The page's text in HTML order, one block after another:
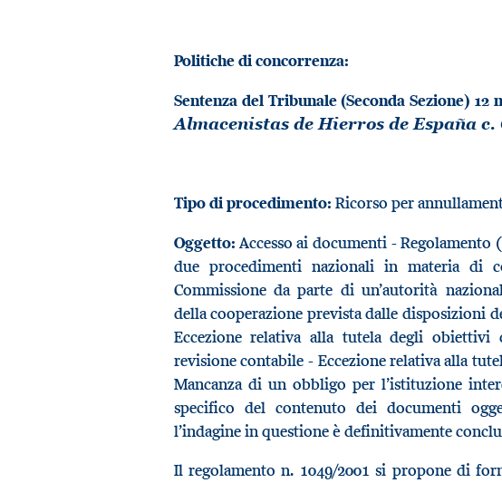
Politiche di concorrenza:
Sentenza del Tribunale (Seconda Sezione) 12
Almacenistas de Hierros de España c.
Tipo di procedimento: Ricorso per
Oggetto: Accesso ai documenti -
due procedimenti nazionali in materia di
Commissione da parte di un’autorità
della cooperazione prevista dalle disposizioni
Eccezione relativa alla tutela degli
revisione contabile - Eccezione relativa alla
Mancanza di un obbligo per l’istituzione
specifico del contenuto dei documenti
l’indagine in questione è definitivamente
Il regolamento n. 1049/2001 si propone di